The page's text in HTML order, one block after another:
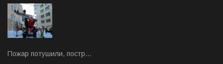
Пожар потушили, постр…